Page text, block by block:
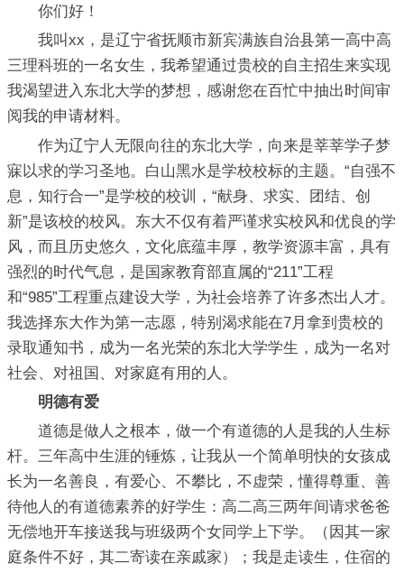
你们好！
我叫xx，是辽宁省抚顺市新宾满族自治县第一高中高
三理科班的一名女生，我希望通过贵校的自主招生来实现
我渴望进入东北大学的梦想，感谢您在百忙中抽出时间审
阅我的申请材料。
作为辽宁人无限向往的东北大学，向来是莘莘学子梦
寐以求的学习圣地。白山黑水是学校校标的主题。“自强不
息，知行合一”是学校的校训，“献身、求实、团结、创
新”是该校的校风。东大不仅有着严谨求实校风和优良的学
风，而且历史悠久，文化底蕴丰厚，教学资源丰富，具有
强烈的时代气息，是国家教育部直属的“211”工程
和“985”工程重点建设大学，为社会培养了许多杰出人才。
我选择东大作为第一志愿，特别渴求能在7月拿到贵校的
录取通知书，成为一名光荣的东北大学学生，成为一名对
社会、对祖国、对家庭有用的人。
明德有爱
道德是做人之根本，做一个有道德的人是我的人生标
杆。三年高中生涯的锤炼，让我从一个简单明快的女孩成
长为一名善良，有爱心、不攀比，不虚荣，懂得尊重、善
待他人的有道德素养的好学生：高二高三两年间请求爸爸
无偿地开车接送我与班级两个女同学上下学。（因其一家
庭条件不好，其二寄读在亲戚家）；我是走读生，住宿的